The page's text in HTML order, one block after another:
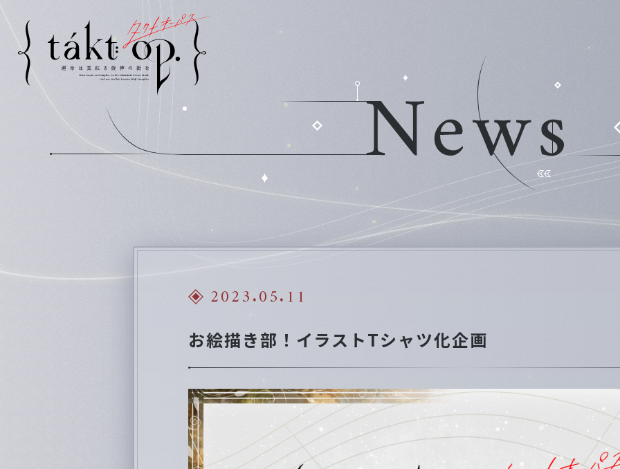
Home News
Character
Special
2023.05.11
お絵描き部！イラストTシャツ化企画